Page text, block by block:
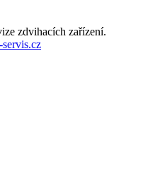
zdvihacích zařízení.